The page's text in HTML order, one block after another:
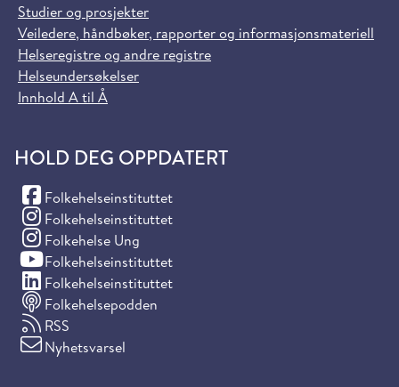
Studier og prosjekter
Veiledere, håndbøker, rapporter og informasjonsmateriell
Helseregistre og andre registre
Helseundersøkelser
Innhold A til Å
HOLD DEG OPPDATERT
Folkehelseinstituttet
(Facebook)
Folkehelseinstituttet
(Instagram)
Folkehelse Ung
(Instagram)
Folkehelseinstituttet
(YouTube)
Folkehelseinstituttet
(LinkedIn)
Folkehelsepodden
RSS
Nyhetsvarsel